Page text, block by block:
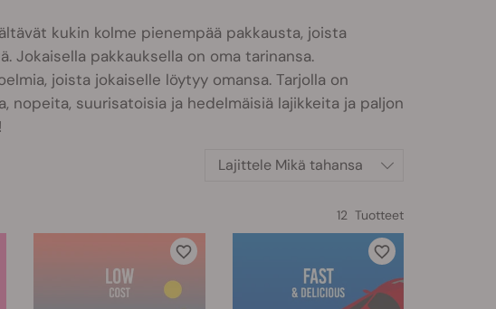
kukin kolme pienempää pakkausta, joista
Jokaisella pakkauksella on oma tarinansa.
joista jokaiselle löytyy omansa. Tarjolla on
nopeita, suurisatoisia ja hedelmäisiä lajikkeita ja paljon
Lajittele Mikä tahansa
12 Tuotteet